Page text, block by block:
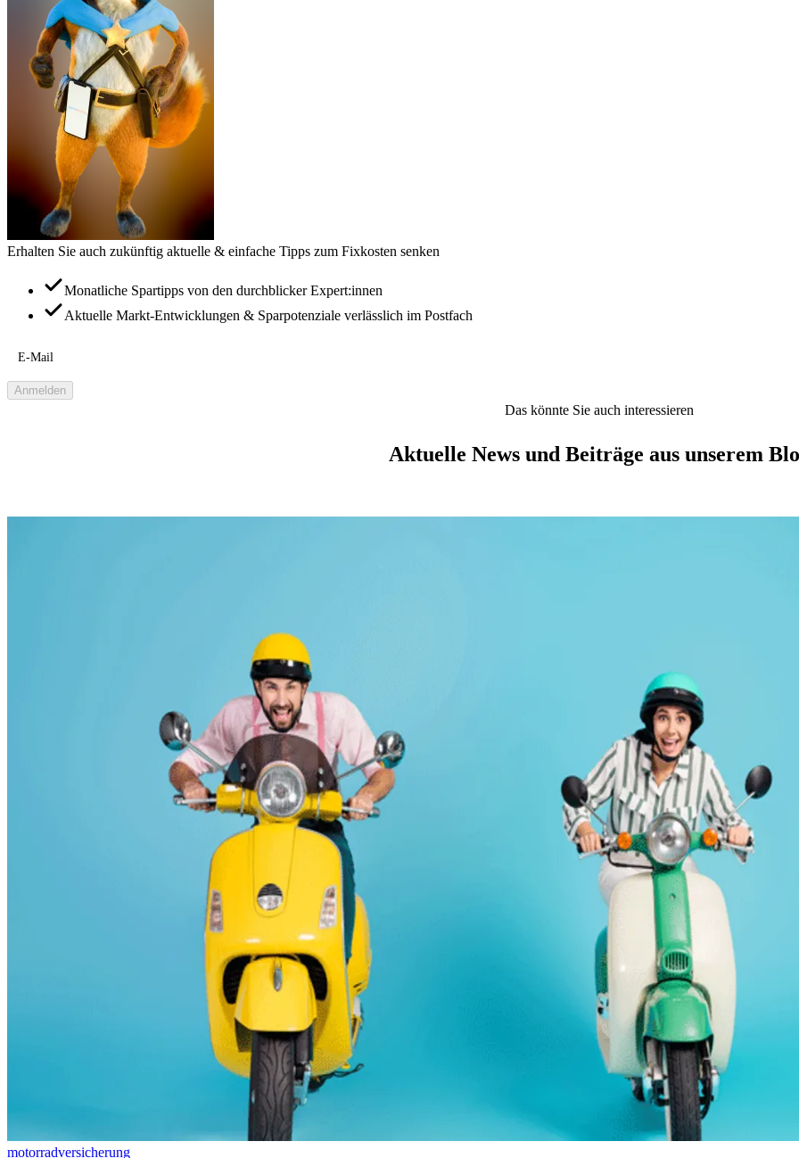
Erhalten Sie auch zukünftig aktuelle & einfache Tipps zum Fixkosten senken
Monatliche Spartipps von den durchblicker Expert:innen
Aktuelle Markt-Entwicklungen & Sparpotenziale verlässlich im Postfach
E-Mail
Anmelden
Das könnte Sie auch interessieren
Aktuelle News und Beiträge aus unserem
motorradversicherung